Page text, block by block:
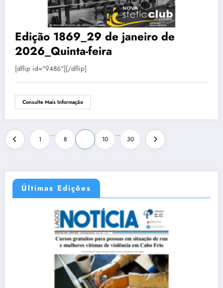
Edição 1869_29 de janeiro de
2026_Quinta-feira
[dflip id="9486"][/dflip]
Consulte Mais Informação
1
…
8 10
…
30
Últimas Edições